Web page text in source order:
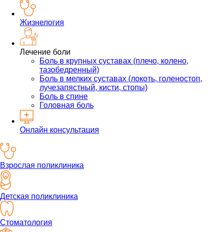
Жизнелогия
Лечение боли
Боль в крупных суставах (плечо, колено,
тазобедренный)
Боль в мелких суставах (локоть, голеностоп,
лучезапястный, кисти, стопы)
Боль в спине
Головная боль
Онлайн консультация
Взрослая поликлиника
Детская поликлиника
Стоматология